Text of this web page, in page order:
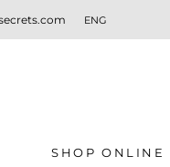
ENG
SHOP ONLINE